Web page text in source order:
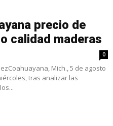
precio de
calidad maderas
0
Mich., 5 de agosto
tras analizar las